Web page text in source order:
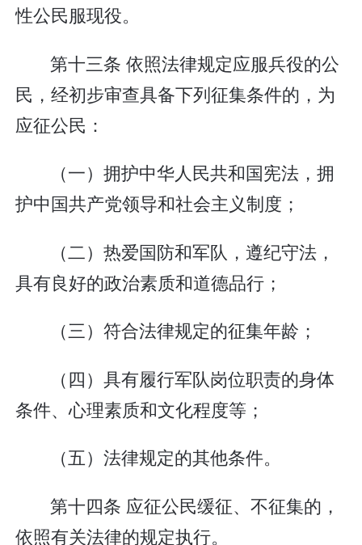
性公民服现役。
第十三条 依照法律规定应服兵役的公
民，经初步审查具备下列征集条件的，为
应征公民：
（一）拥护中华人民共和国宪法，拥
护中国共产党领导和社会主义制度；
（二）热爱国防和军队，遵纪守法，
具有良好的政治素质和道德品行；
（三）符合法律规定的征集年龄；
（四）具有履行军队岗位职责的身体
条件、心理素质和文化程度等；
（五）法律规定的其他条件。
第十四条 应征公民缓征、不征集的，
依照有关法律的规定执行。